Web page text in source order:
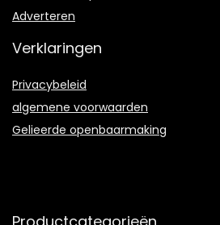
Adverteren
Verklaringen
Privacybeleid
algemene voorwaarden
Gelieerde openbaarmaking